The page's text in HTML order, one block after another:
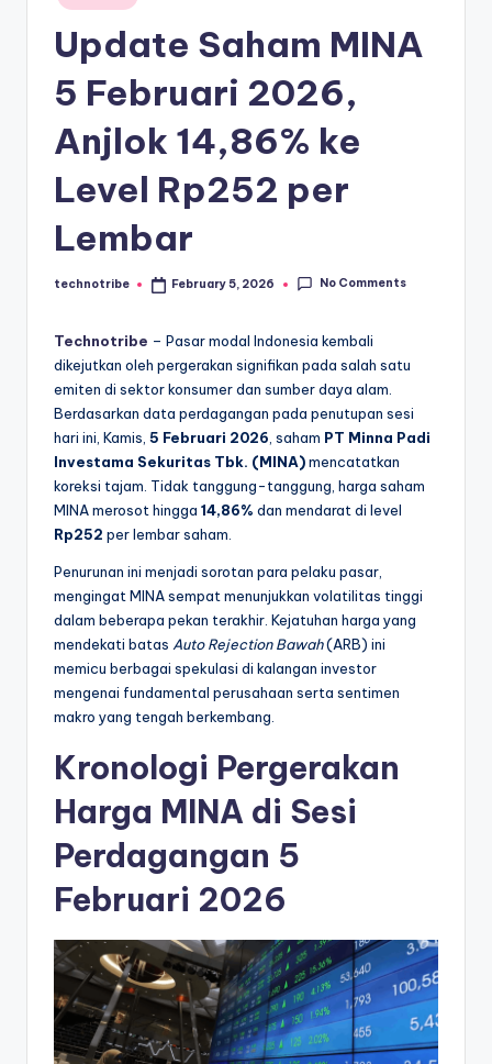
m
In
A
ekonomi
Indonesia
secara
cepat,
akurat,
dan
terpercaya.
in
Update Saham MINA
5 Februari 2026,
Anjlok 14,86% ke
Level Rp252 per
Lembar
Posted
technotribe February 5, 2026 No Comments
Technotribe – Pasar modal Indonesia kembali
dikejutkan oleh pergerakan signifikan pada salah satu
emiten di sektor konsumer dan sumber daya alam.
Berdasarkan data perdagangan pada penutupan sesi
hari ini, Kamis, 5 Februari 2026 , saham PT Minna Padi
Investama Sekuritas Tbk. (MINA)mencatatkan
koreksi tajam. Tidak tanggung-tanggung, harga saham
MINA merosot hingga 14,86% dan mendarat di level
Rp252 per lembar saham.
Penurunan ini menjadi sorotan para pelaku pasar,
mengingat MINA sempat menunjukkan volatilitas tinggi
dalam beberapa pekan terakhir. Kejatuhan harga yang
mendekati batas Auto Rejection Bawah(ARB) ini
memicu berbagai spekulasi di kalangan investor
mengenai fundamental perusahaan serta sentimen
makro yang tengah berkembang.
Kronologi Pergerakan
Harga MINA di Sesi
Perdagangan 5
Februari 2026